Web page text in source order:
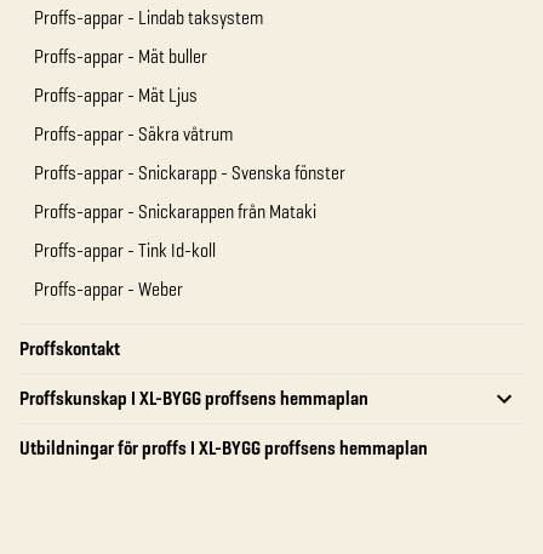
Proffs-appar - Lindab taksystem
Proffs-appar - Mät buller
Proffs-appar - Mät Ljus
Proffs-appar - Säkra våtrum
Proffs-appar - Snickarapp - Svenska fönster
Proffs-appar - Snickarappen från Mataki
Proffs-appar - Tink Id-koll
Proffs-appar - Weber
Proffskontakt
Proffskunskap I XL-BYGG proffsens hemmaplan
Utbildningar för proffs I XL-BYGG proffsens hemmaplan